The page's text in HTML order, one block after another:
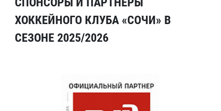
ХОККЕЙНОГО КЛУБА «СОЧИ» В
СЕЗОНЕ 2025/2026